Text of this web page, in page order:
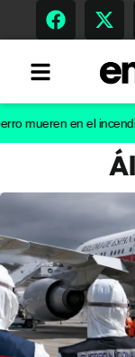
Memoria Histórica
Gastronomía
Escenarios
en el incendio de